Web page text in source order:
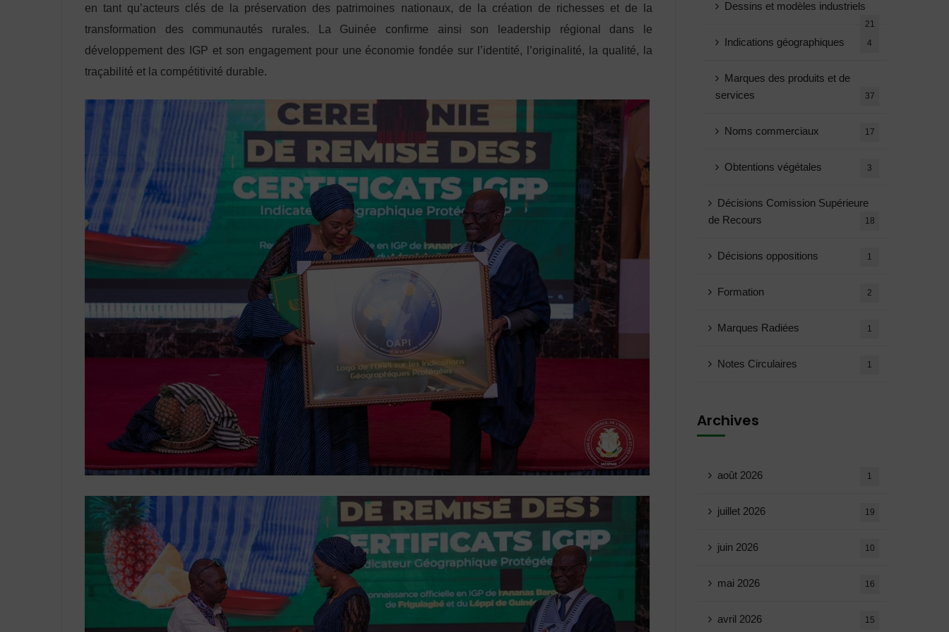
en tant qu’acteurs clés de la préservation des patrimoines nationaux, de la création de richesses et de la
transformation des communautés rurales. La Guinée confirme ainsi son leadership régional dans le
développement des IGP et son engagement pour une économie fondée sur l’identité, l’originalité, la qualité, la
traçabilité et la compétitivité durable.
Dessins et modèles industriels
21
Indications géographiques 4
Marques des produits et de
services
37
Noms commerciaux 17
Obtentions végétales 3
Décisions Comission Supérieure
de Recours
18
Décisions oppositions 1
Formation 2
Marques Radiées 1
Notes Circulaires 1
Archives
août 2026 1
juillet 2026 19
juin 2026 10
mai 2026 16
avril 2026 15